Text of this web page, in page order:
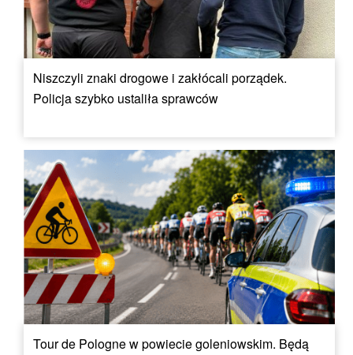
Niszczyli znaki drogowe i zakłócali porządek.
Policja szybko ustaliła sprawców
Tour de Pologne w powiecie goleniowskim. Będą